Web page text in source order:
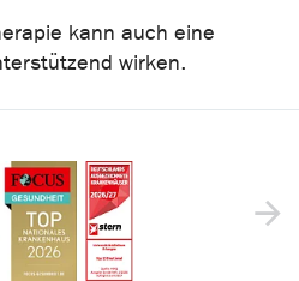
kann auch eine
wirken.